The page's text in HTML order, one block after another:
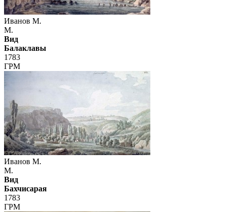
Иванов М.
М.
Вид
Балаклавы
1783
ГРМ
Иванов М.
М.
Вид
Бахчисарая
1783
ГРМ